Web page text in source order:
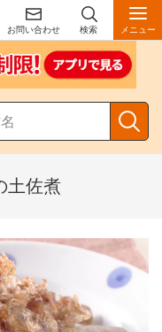
お問い合わせ 検索 メニュー
土佐煮